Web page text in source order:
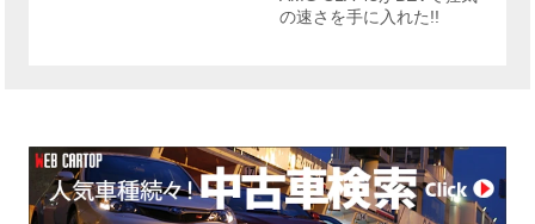
の速さを手に入れた!!